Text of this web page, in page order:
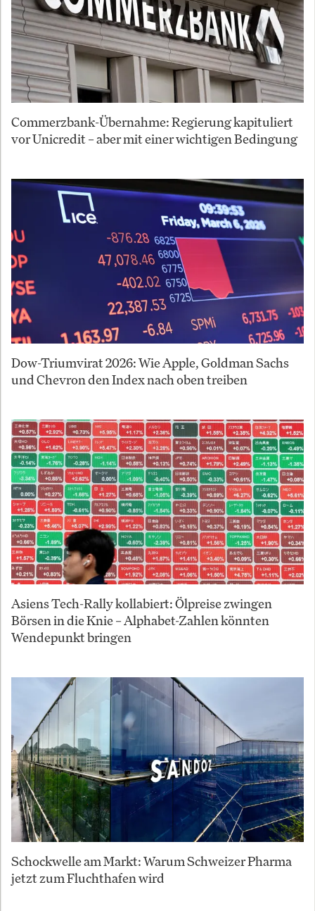
Commerzbank-Übernahme: Regierung kapituliert
vor Unicredit – aber mit einer wichtigen Bedingung
Dow-Triumvirat 2026: Wie Apple, Goldman Sachs
und Chevron den Index nach oben treiben
Asiens Tech-Rally kollabiert: Ölpreise zwingen
Börsen in die Knie – Alphabet-Zahlen könnten
Wendepunkt bringen
Schockwelle am Markt: Warum Schweizer Pharma
jetzt zum Fluchthafen wird